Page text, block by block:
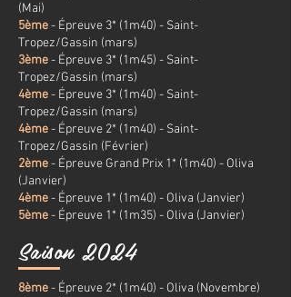
(Mai)
5ème- Épreuve 3* (1m40) - Saint-
Tropez/Gassin (mars)
3ème- Épreuve 3* (1m45) - Saint-
Tropez/Gassin (mars)
4ème- Épreuve 3* (1m40) - Saint-
Tropez/Gassin (mars)
4ème- Épreuve 2* (1m40) - Saint-
Tropez/Gassin (Février)
2ème- Épreuve Grand Prix 1* (1m40) - Oliva
(Janvier)
4ème- Épreuve 1* (1m40) - Oliva (Janvier)
5ème- Épreuve 1* (1m35) - Oliva (Janvier)
Saison 2024
8ème- Épreuve 2* (1m40) - Oliva (Novembre)